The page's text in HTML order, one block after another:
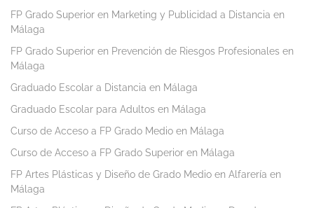
FP Grado Superior en Marketing y Publicidad a Distancia en
Málaga
FP Grado Superior en Prevención de Riesgos Profesionales en
Málaga
Graduado Escolar a Distancia en Málaga
Graduado Escolar para Adultos en Málaga
Curso de Acceso a FP Grado Medio en Málaga
Curso de Acceso a FP Grado Superior en Málaga
FP Artes Plásticas y Diseño de Grado Medio en Alfarería en
Málaga